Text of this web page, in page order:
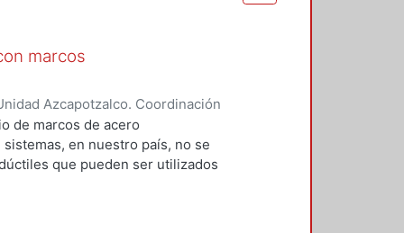
marcos
Azcapotzalco. Coordinación
Antonio;
de marcos de acero
en nuestro país, no se
que pueden ser utilizados